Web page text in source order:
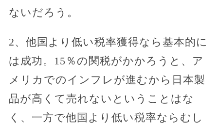
ないだろう。
2、他国より低い税率獲得なら基本的に
は成功。15％の関税がかかろうと、ア
メリカでのインフレが進むから日本製
品が高くて売れないということはな
く、一方で他国より低い税率ならむし